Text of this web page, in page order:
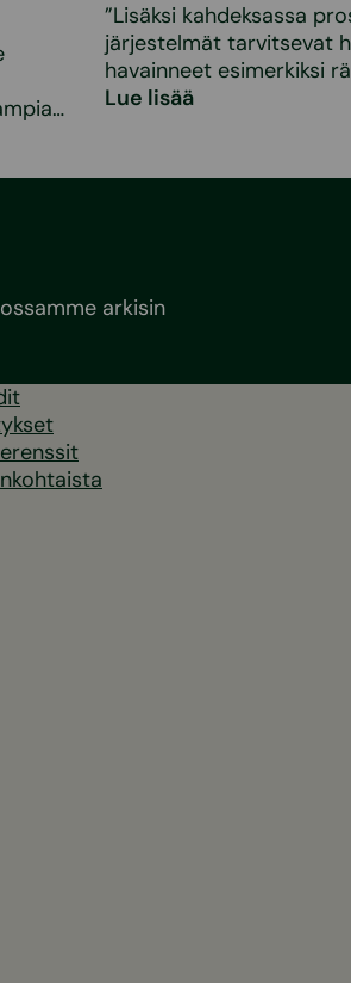
”Lisäksi kahdeksassa
järjestelmät tarvitsevat
havainneet esimerkiksi
Lue lisää
arkisin